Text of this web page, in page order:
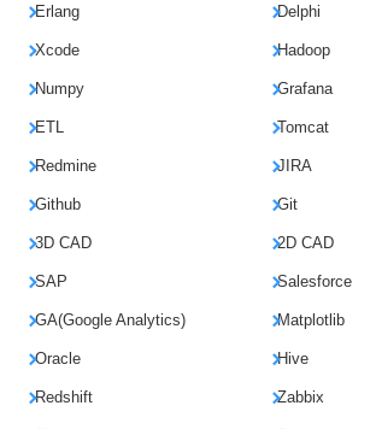
Erlang Delphi
Xcode Hadoop
Numpy Grafana
ETL Tomcat
Redmine JIRA
Github Git
3D CAD 2D CAD
SAP Salesforce
GA(Google Analytics) Matplotlib
Oracle Hive
Redshift Zabbix